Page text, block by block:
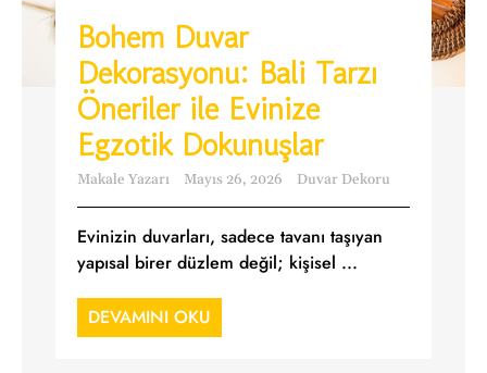
Bohem Duvar
Dekorasyonu: Bali Tarzı
Öneriler ile Evinize
Egzotik Dokunuşlar
Makale Yazarı Mayıs 26, 2026 Duvar Dekoru
Evinizin duvarları, sadece tavanı taşıyan
yapısal birer düzlem değil; kişisel ...
DEVAMINI OKU